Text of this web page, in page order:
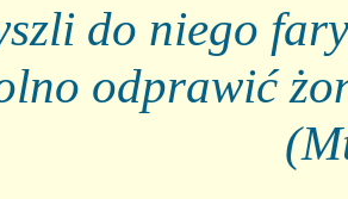
do niego
odprawić